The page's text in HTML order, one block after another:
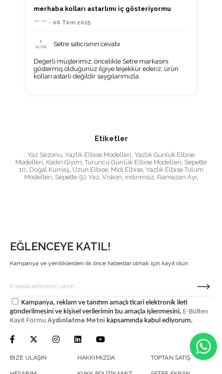
merhaba kolları astarlımı iç gösteriyormu
*** *** - 06 Tem 2025
Setre satıcısının cevabı
Değerli müşterimiz, öncelikle Setre markasını
göstermiş olduğunuz ilgiye teşekkür ederiz, ürün
kolları astarlı değildir saygılarımızla.
Etiketler
Yaz Sezonu Yazlık Elbise Modelleri Yazlık Günlük Elbise
Modelleri Kadın Giyim Turuncu Günlük Elbise Modelleri Sepette
10 Doğal Kumaş, Uzun Elbise, Midi Elbise, Yazlık Elbise Tulum
Modelleri Sepette 50 Yaz, Viskon indirimsiz, Ramazan Ayı
EĞLENCEYE KATIL!
Kampanya ve yeniliklerden ilk önce haberdar olmak için kayıt olun
Kampanya, reklam ve tanıtım amaçlı ticari elektronik ileti
gönderilmesini ve kişisel verilerimin bu amaçla işlenmesini, E-Bülten
Kayıt Formu Aydınlatma Metni kapsamında kabul ediyorum.
BIZE ULAŞIN HAKKIMIZDA TOPTAN SATIŞ